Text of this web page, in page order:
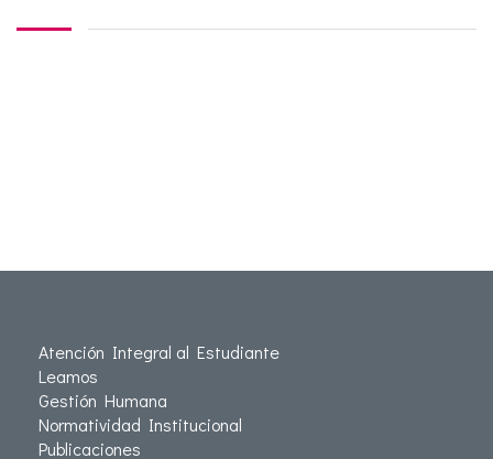
Atención Integral al Estudiante
Leamos
Gestión Humana
Normatividad Institucional
Publicaciones